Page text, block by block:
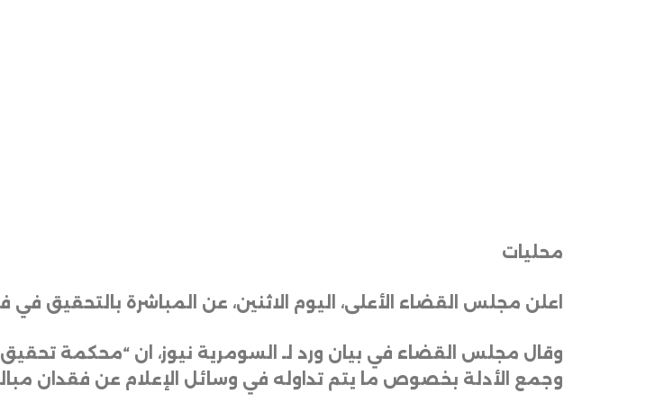
محليات
اعلن مجلس القضاء الأعلى، اليوم الاثنين، عن المباشرة بالتحقيق
وقال مجلس القضاء في بيان ورد لـ السومرية نيوز، ان “محكمة تحقيق
وجمع الأدلة بخصوص ما يتم تداوله في وسائل الإعلام عن فقدان